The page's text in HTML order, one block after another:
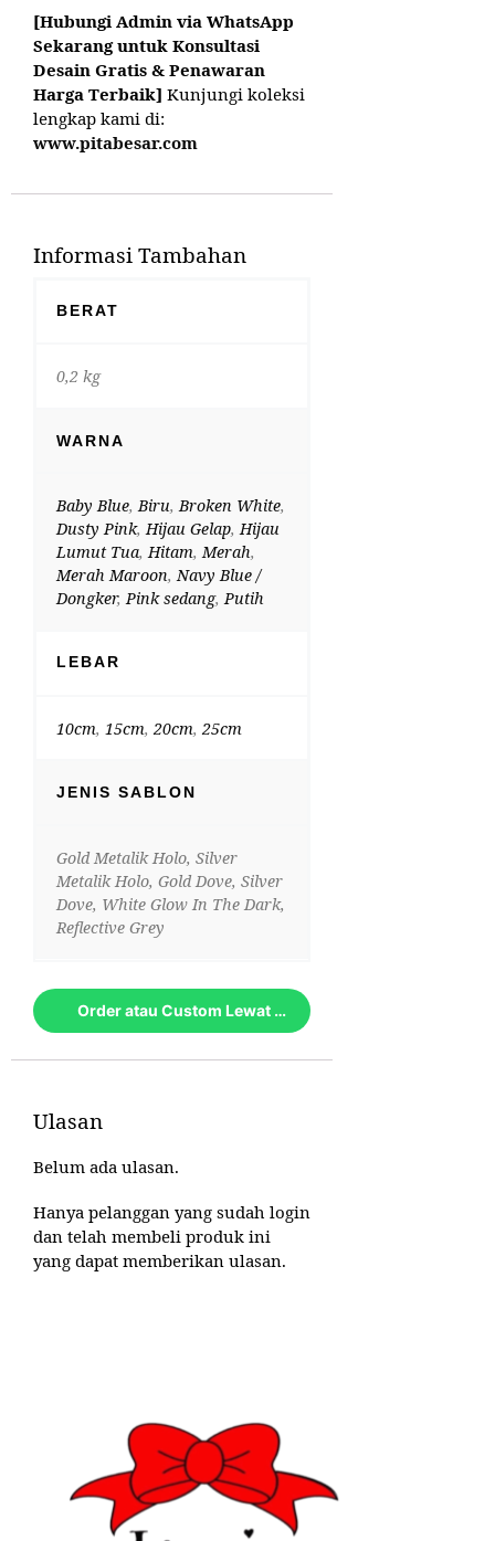
[Hubungi Admin via WhatsApp
Sekarang untuk Konsultasi
Desain Gratis & Penawaran
Harga Terbaik] Kunjungi koleksi
lengkap kami di:
www.pitabesar.com
Informasi Tambahan
BERAT
0,2 kg
WARNA
Baby Blue,Biru,Broken White,
Dusty Pink,Hijau Gelap,Hijau
Lumut Tua,Hitam,Merah,
Merah Maroon,Navy Blue /
Dongker,Pink sedang,Putih
LEBAR
10cm, 15cm, 20cm, 25cm
JENIS SABLON
Gold Metalik Holo, Silver
Metalik Holo, Gold Dove, Silver
Dove, White Glow In The Dark,
Reflective Grey
Order atau Custom Lewat Whatsapp
Ulasan
Belum ada ulasan.
Hanya pelanggan yang sudah login
dan telah membeli produk ini
yang dapat memberikan ulasan.